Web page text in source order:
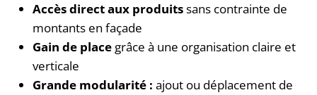
Accès direct aux produitssans contrainte de
montants en façade
Gain de placegrâce à une organisation claire et
verticale
Grande modularité : ajout ou déplacement de